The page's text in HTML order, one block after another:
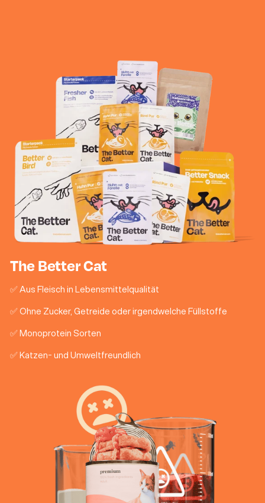
The Better Cat
✅ Aus Fleisch in Lebensmittelqualität
✅ Ohne Zucker, Getreide oder irgendwelche Füllstoffe
✅ Monoprotein Sorten
✅ Katzen- und Umweltfreundlich